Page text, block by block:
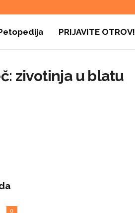
PRIJAVITE OTROV!
zivotinja u blatu
0